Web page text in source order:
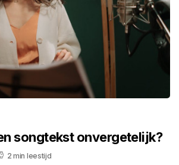
songtekst onvergetelijk?
2 min leestijd